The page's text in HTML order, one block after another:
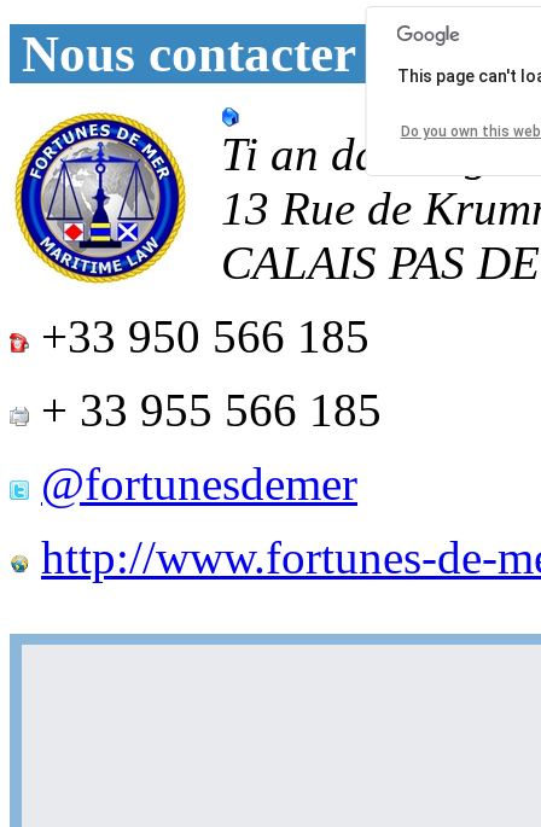
Nous contacter
Ti an
13 Rue de
CALAIS PAS
+33 950 566 185
+ 33 955 566 185
@fortunesdemer
http://www.fortunes-de-
This page can't
Do you own this